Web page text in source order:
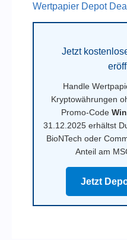
Wertpapier Depot Deal
Jetzt
Handle
Kryptowährungen
Promo-Code
31.12.2025 erhältst
BioNTech oder
Anteil am
Jetzt